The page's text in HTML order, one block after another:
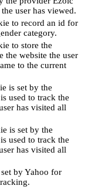
user has viewed.
to record an id for
category.
to store the
the website the user
to the current
is set by the
used to track the
has visited all
is set by the
used to track the
has visited all
by Yahoo for